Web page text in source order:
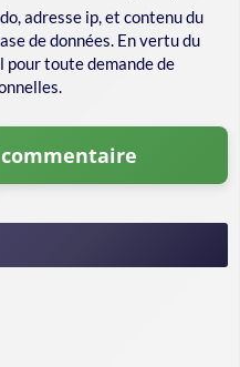
adresse ip, et contenu du
de données. En vertu du
pour toute demande de